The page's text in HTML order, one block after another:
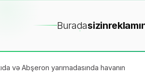
Buradasizin
və Abşeron yarımadasında havanın